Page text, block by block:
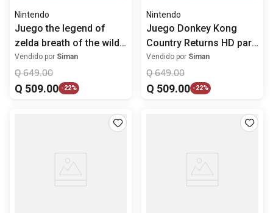
Nintendo
Juego the legend of
zelda breath of the wild
nintendo switch
Vendido por Siman
Q 649.00
Q 509.00 -22%
Nintendo
Juego Donkey Kong
Country Returns HD para
Nintendo Switch
Vendido por Siman
Q 649.00
Q 509.00 -22%